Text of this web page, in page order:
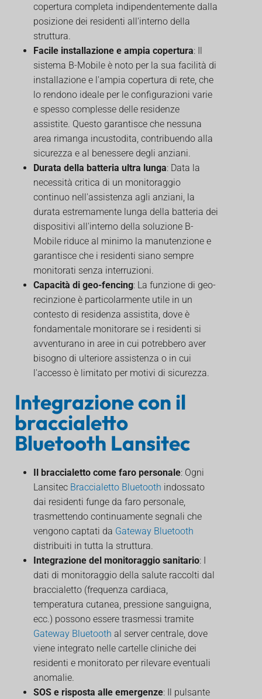
copertura completa indipendentemente dalla
posizione dei residenti all'interno della
struttura.
Facile installazione e ampia copertura: Il
sistema B-Mobile è noto per la sua facilità di
installazione e l'ampia copertura di rete, che
lo rendono ideale per le configurazioni varie
e spesso complesse delle residenze
assistite. Questo garantisce che nessuna
area rimanga incustodita, contribuendo alla
sicurezza e al benessere degli anziani.
Durata della batteria ultra lunga: Data la
necessità critica di un monitoraggio
continuo nell'assistenza agli anziani, la
durata estremamente lunga della batteria dei
dispositivi all'interno della soluzione B-
Mobile riduce al minimo la manutenzione e
garantisce che i residenti siano sempre
monitorati senza interruzioni.
Capacità di geo-fencing: La funzione di geo-
recinzione è particolarmente utile in un
contesto di residenza assistita, dove è
fondamentale monitorare se i residenti si
avventurano in aree in cui potrebbero aver
bisogno di ulteriore assistenza o in cui
l'accesso è limitato per motivi di sicurezza.
Integrazione con il
braccialetto
Bluetooth Lansitec
Il braccialetto come faro personale: Ogni
Lansitec Braccialetto Bluetooth indossato
dai residenti funge da faro personale,
trasmettendo continuamente segnali che
vengono captati da Gateway Bluetooth
distribuiti in tutta la struttura.
Integrazione del monitoraggio sanitario: I
dati di monitoraggio della salute raccolti dal
braccialetto (frequenza cardiaca,
temperatura cutanea, pressione sanguigna,
ecc.) possono essere trasmessi tramite
Gateway Bluetooth al server centrale, dove
viene integrato nelle cartelle cliniche dei
residenti e monitorato per rilevare eventuali
anomalie.
SOS e risposta alle emergenze: Il pulsante